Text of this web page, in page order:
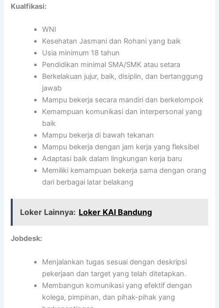
Kualfikasi:
WNI
Kesehatan Jasmani dan Rohani yang baik
Usia minimum 18 tahun
Pendidikan minimal SMA/SMK atau setara
Berkelakuan jujur, baik, disiplin, dan bertanggung
jawab
Mampu bekerja secara mandiri dan berkelompok
Kemampuan komunikasi dan interpersonal yang
baik
Mampu bekerja di bawah tekanan
Mampu bekerja dengan jam kerja yang fleksibel
Adaptasi baik dalam lingkungan kerja baru
Memiliki kemampuan bekerja sama dengan orang
dari berbagai latar belakang
Loker Lainnya: Loker KAI Bandung
Jobdesk:
Menjalankan tugas sesuai dengan deskripsi
pekerjaan dan target yang telah ditetapkan.
Membangun komunikasi yang efektif dengan
kolega, pimpinan, dan pihak-pihak yang